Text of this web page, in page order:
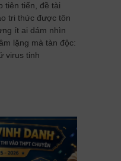
tiên tiến, đề tài
tri thức được tôn
ít ai dám nhìn
lặng mà tàn độc:
virus tinh